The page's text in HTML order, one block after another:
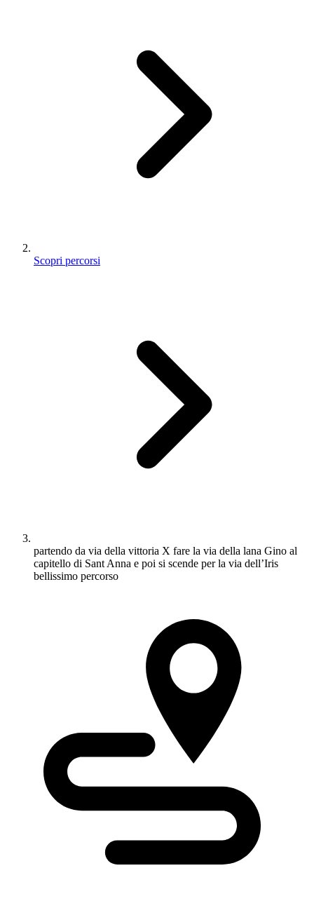
Scopri percorsi
partendo da via della vittoria X fare la via della lana Gino al
capitello di Sant Anna e poi si scende per la via dell’Iris
bellissimo percorso